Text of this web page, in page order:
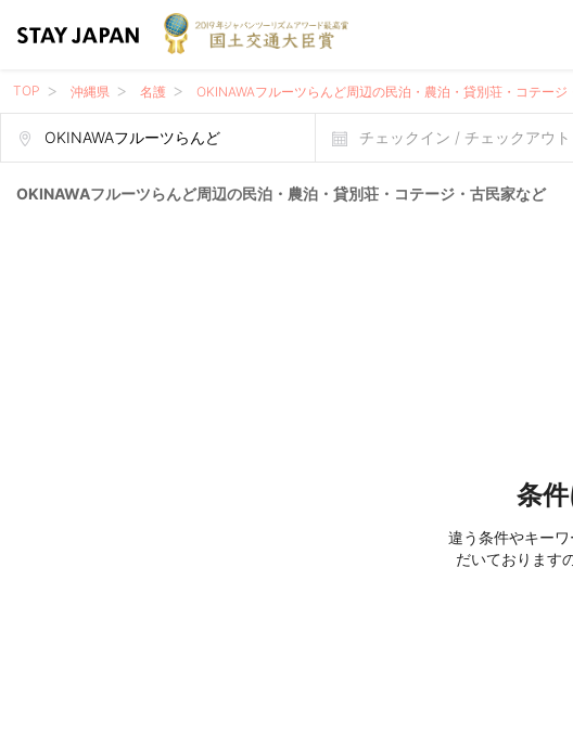
TOP 沖縄県 名護 OKINAWAフルーツらんど周辺の民泊・農泊・貸別荘・コテージ
チェックイン / チェックアウト
OKINAWAフルーツらんど周辺の民泊・農泊・貸別荘・コテージ・古民家など
条
違う条件やキー
だいております